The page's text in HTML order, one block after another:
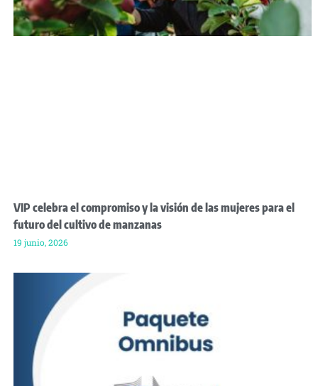
VIP celebra el compromiso y la visión de las mujeres para el
futuro del cultivo de manzanas
19 junio, 2026